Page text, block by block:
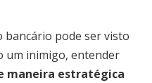
bancário pode ser visto
um inimigo, entender
maneira estratégica